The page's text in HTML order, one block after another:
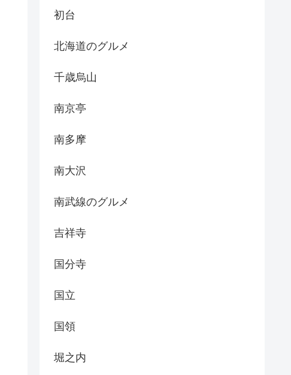
初台
北海道のグルメ
千歳烏山
南京亭
南多摩
南大沢
南武線のグルメ
吉祥寺
国分寺
国立
国領
堀之内